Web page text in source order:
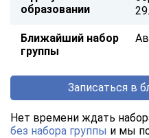
образовании
Ближайший набор
группы
Записаться в
Нет времени ждать
без набора группы и мы